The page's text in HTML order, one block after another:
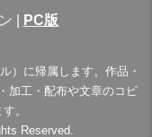
PC版
）に帰属します。作品・
加工・配布や文章のコピ
。
Reserved.